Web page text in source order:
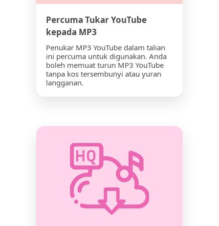
Percuma Tukar YouTube
kepada MP3
Penukar MP3 YouTube dalam talian
ini percuma untuk digunakan. Anda
boleh memuat turun MP3 YouTube
tanpa kos tersembunyi atau yuran
langganan.